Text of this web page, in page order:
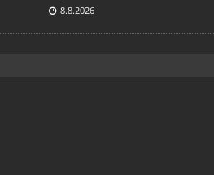
8.8.2026